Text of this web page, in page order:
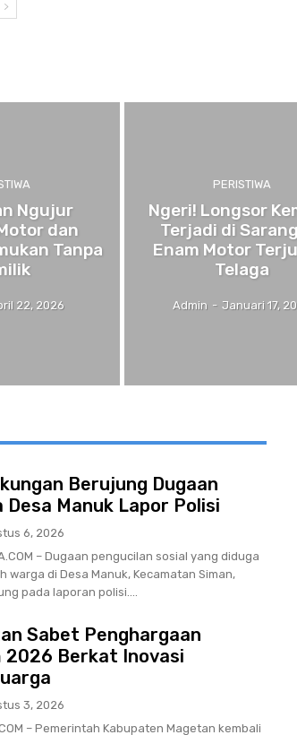
Ngujur
dan
Tanpa
22, 2026
PERISTIWA
Ngeri! Longsor
Terjadi di
Enam Motor
Telaga
Admin - Januari 17,
Berujung Dugaan
Desa Manuk Lapor Polisi
6, 2026
– Dugaan pengucilan sosial yang diduga
warga di Desa Manuk, Kecamatan Siman,
pada laporan polisi....
Sabet Penghargaan
2026 Berkat Inovasi
3, 2026
– Pemerintah Kabupaten Magetan kembali